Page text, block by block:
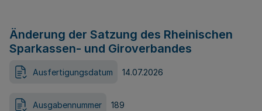
Änderung der Satzung des Rheinischen
Sparkassen- und Giroverbandes
Ausfertigungsdatum 14.07.2026
Ausgabennummer 189